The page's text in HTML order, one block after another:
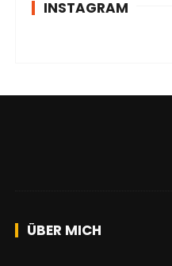
INSTAGRAM
ÜBER MICH